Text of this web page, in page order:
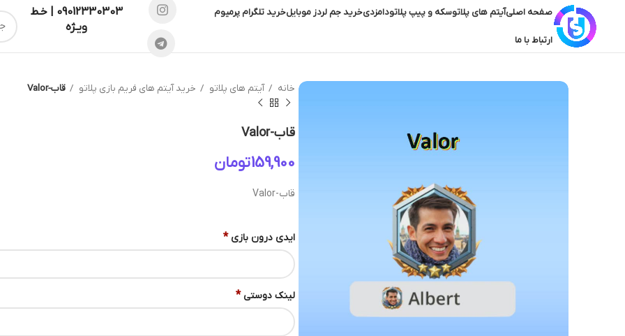
صفحه اصلیآیتم های پلاتوسکه و پیپ پلاتودامزدیخرید جم لردز موبایلخرید تلگرام پرمیوم
ارتباط با ما
09012330303 | خـط
ویـژه
خانه آیتم های پلاتو خرید آیتم های فریم بازی پلاتو قاب-Valor
قاب-Valor
تومان
قاب-Valor
ایدی درون بازی *
لینک دوستی *